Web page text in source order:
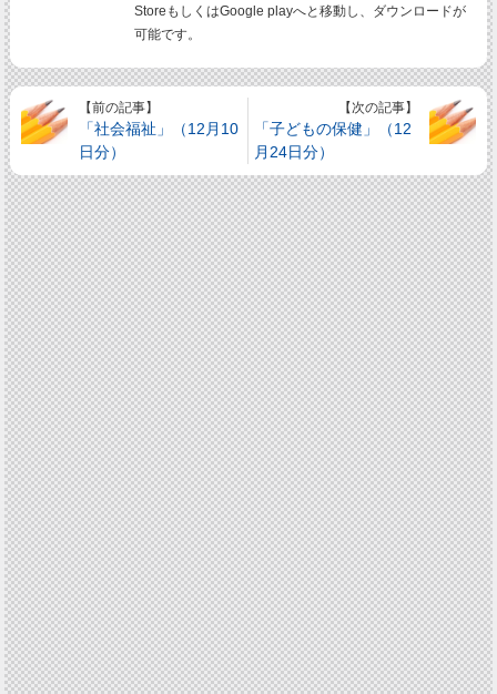
StoreもしくはGoogle playへと移動し、ダウンロードが
可能です。
【前の記事】
「社会福祉」（12月10
日分）
【次の記事】
「子どもの保健」（12
月24日分）